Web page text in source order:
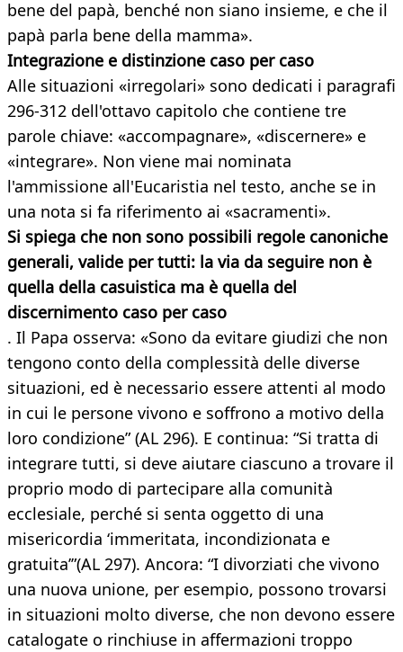
bene del papà, benché non siano insieme, e che il
papà parla bene della mamma».
Integrazione e distinzione caso per caso
Alle situazioni «irregolari» sono dedicati i paragrafi
296-312 dell'ottavo capitolo che contiene tre
parole chiave: «accompagnare», «discernere» e
«integrare». Non viene mai nominata
l'ammissione all'Eucaristia nel testo, anche se in
una nota si fa riferimento ai «sacramenti».
Si spiega che non sono possibili regole canoniche
generali, valide per tutti: la via da seguire non è
quella della casuistica ma è quella del
discernimento caso per caso
. Il Papa osserva: «Sono da evitare giudizi che non
tengono conto della complessità delle diverse
situazioni, ed è necessario essere attenti al modo
in cui le persone vivono e soffrono a motivo della
loro condizione” (AL 296). E continua: “Si tratta di
integrare tutti, si deve aiutare ciascuno a trovare il
proprio modo di partecipare alla comunità
ecclesiale, perché si senta oggetto di una
misericordia ‘immeritata, incondizionata e
gratuita’”(AL 297). Ancora: “I divorziati che vivono
una nuova unione, per esempio, possono trovarsi
in situazioni molto diverse, che non devono essere
catalogate o rinchiuse in affermazioni troppo